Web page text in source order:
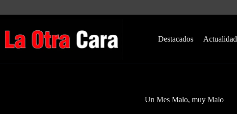
Destacados Actualidad
Un Mes Malo, muy Malo